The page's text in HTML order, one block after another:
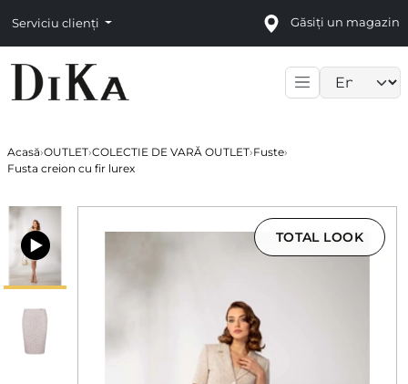
Serviciu clienți Găsiți un magazin
Acasă›OUTLET›COLECTIE DE VARĂ OUTLET›Fuste›
Fusta creion cu fir lurex
TOTAL LOOK